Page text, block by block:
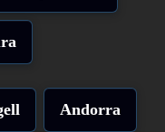
Andorra